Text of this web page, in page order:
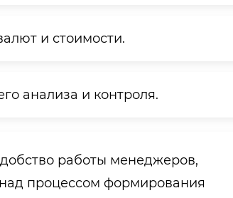
и стоимости.
анализа и контроля.
работы менеджеров,
процессом формирования